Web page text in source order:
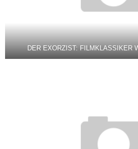
DER EXORZIST: FILMKLASSIKER